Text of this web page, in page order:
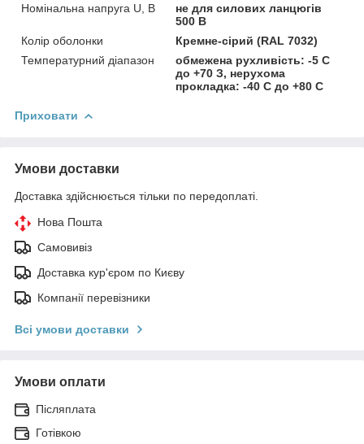
Номінальна напруга U, В
не для силових ланцюгів
500 В
Колір оболонки
Кремне-сірий (RAL 7032)
Температурний діапазон
обмежена рухливість: -5 С
до +70 З, нерухома
прокладка: -40 С до +80 С
Приховати
Умови доставки
Доставка здійснюється тільки по передоплаті.
Нова Пошта
Самовивіз
Доставка кур'єром по Києву
Компанії перевізники
Всі умови доставки
Умови оплати
Післяплата
Готівкою